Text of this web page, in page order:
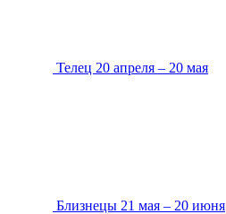
Телец 20 апреля – 20 мая
Близнецы 21 мая – 20 июня